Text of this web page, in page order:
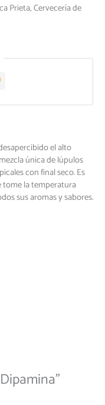
Prieta, Cervecería de
el alto
única de lúpulos
con final seco. Es
tome la temperatura
sus aromas y sabores.